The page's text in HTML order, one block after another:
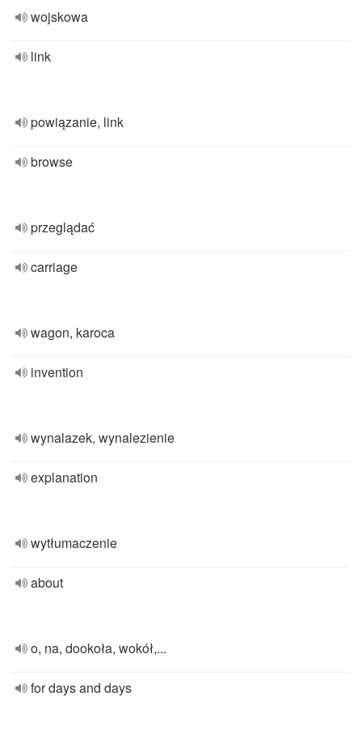
wojskowa
link
powiązanie, link
browse
przeglądać
carriage
wagon, karoca
invention
wynalazek, wynalezienie
explanation
wytłumaczenie
about
o, na, dookoła, wokół,...
for days and days